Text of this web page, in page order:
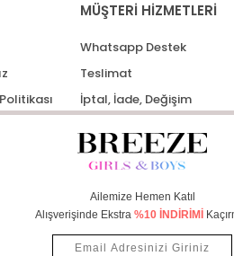
MÜŞTERİ HİZMETLERİ
Whatsapp Destek
Teslimat
İptal, İade, Değişim